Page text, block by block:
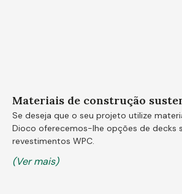
Materiais de construção
Se deseja que o seu projeto utilize
Dioco oferecemos-lhe opções de decks
revestimentos WPC.
(Ver mais)